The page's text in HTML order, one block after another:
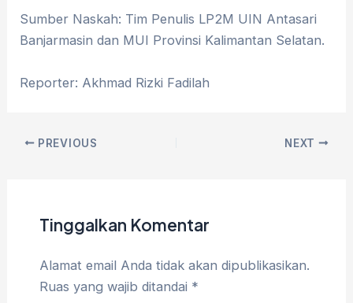
Sumber Naskah: Tim Penulis LP2M UIN Antasari
Banjarmasin dan MUI Provinsi Kalimantan Selatan.
Reporter: Akhmad Rizki Fadilah
PREVIOUS NEXT
Tinggalkan Komentar
Alamat email Anda tidak akan dipublikasikan.
Ruas yang wajib ditandai *